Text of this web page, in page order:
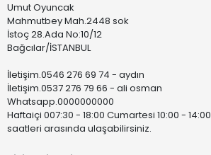
Umut Oyuncak
Mahmutbey Mah.2448 sok
İstoç 28.Ada No:10/12
Bağcılar/İSTANBUL
İletişim.0546 276 69 74 - aydın
İletişim.0537 276 79 66 - ali osman
Whatsapp.0000000000
Haftaiçi 007:30 - 18:00 Cumartesi 10:00 - 14:00
saatleri arasında ulaşabilirsiniz.